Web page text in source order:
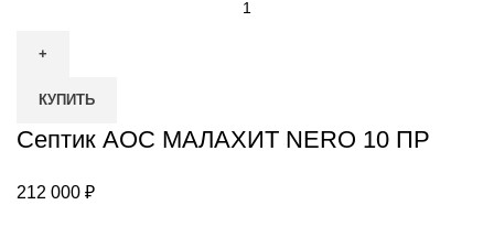
КУПИТЬ
Септик АОС МАЛАХИТ NERO 10 ПР
212 000 ₽